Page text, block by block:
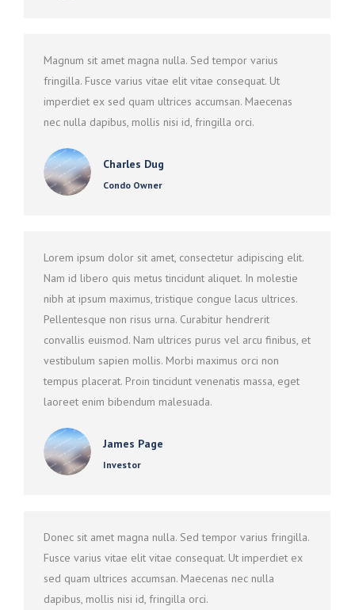
Magnum sit amet magna nulla. Sed tempor varius
fringilla. Fusce varius vitae elit vitae consequat. Ut
imperdiet ex sed quam ultrices accumsan. Maecenas
nec nulla dapibus, mollis nisi id, fringilla orci.
Charles Dug
Condo Owner
Lorem ipsum dolor sit amet, consectetur adipiscing elit.
Nam id libero quis metus tincidunt aliquet. In molestie
nibh at ipsum maximus, tristique congue lacus ultrices.
Pellentesque non risus urna. Curabitur hendrerit
convallis euismod. Nam ultrices purus vel arcu finibus, et
vestibulum sapien mollis. Morbi maximus orci non
tempus placerat. Proin tincidunt venenatis massa, eget
laoreet enim bibendum malesuada.
James Page
Investor
Donec sit amet magna nulla. Sed tempor varius fringilla.
Fusce varius vitae elit vitae consequat. Ut imperdiet ex
sed quam ultrices accumsan. Maecenas nec nulla
dapibus, mollis nisi id, fringilla orci.